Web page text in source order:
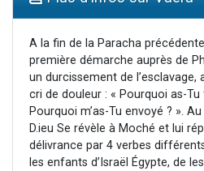
12 nouvelles
A la fin de la Paracha
première démarche auprès de
un durcissement de l’esclavage,
cri de douleur : « Pourquoi as-
Pourquoi m’as-Tu envoyé ? ».
D.ieu Se révèle à Moché et lui
délivrance par 4 verbes
les enfants d’Israël Égypte, de